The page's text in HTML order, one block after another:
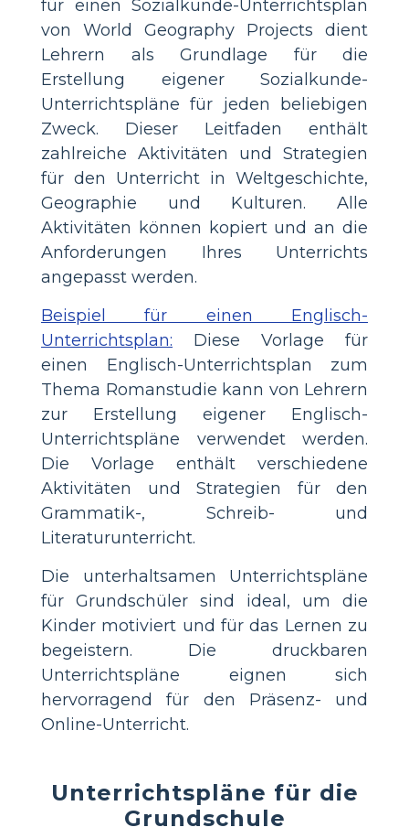
für einen Sozialkunde-Unterrichtsplan
von World Geography Projects dient
Lehrern als Grundlage für die
Erstellung eigener Sozialkunde-
Unterrichtspläne für jeden beliebigen
Zweck. Dieser Leitfaden enthält
zahlreiche Aktivitäten und Strategien
für den Unterricht in Weltgeschichte,
Geographie und Kulturen. Alle
Aktivitäten können kopiert und an die
Anforderungen Ihres Unterrichts
angepasst werden.
Beispiel für einen Englisch-
Unterrichtsplan: Diese Vorlage für
einen Englisch-Unterrichtsplan zum
Thema Romanstudie kann von Lehrern
zur Erstellung eigener Englisch-
Unterrichtspläne verwendet werden.
Die Vorlage enthält verschiedene
Aktivitäten und Strategien für den
Grammatik-, Schreib- und
Literaturunterricht.
Die unterhaltsamen Unterrichtspläne
für Grundschüler sind ideal, um die
Kinder motiviert und für das Lernen zu
begeistern. Die druckbaren
Unterrichtspläne eignen sich
hervorragend für den Präsenz- und
Online-Unterricht.
Unterrichtspläne für die
Grundschule